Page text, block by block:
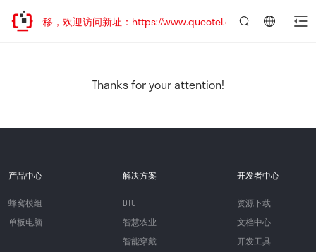
址已迁移，欢迎访问新址：https://www.quectel.com.cn
Thanks for your attention!
产品中心
蜂窝模组
单板电脑
解决方案
DTU
智慧农业
智能穿戴
开发者中心
资源下载
文档中心
开发工具